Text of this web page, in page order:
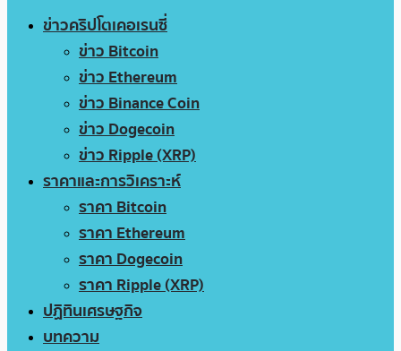
ข่าวคริปโตเคอเรนซี่
ข่าว Bitcoin
ข่าว Ethereum
ข่าว Binance Coin
ข่าว Dogecoin
ข่าว Ripple (XRP)
ราคาและการวิเคราะห์
ราคา Bitcoin
ราคา Ethereum
ราคา Dogecoin
ราคา Ripple (XRP)
ปฏิทินเศรษฐกิจ
บทความ